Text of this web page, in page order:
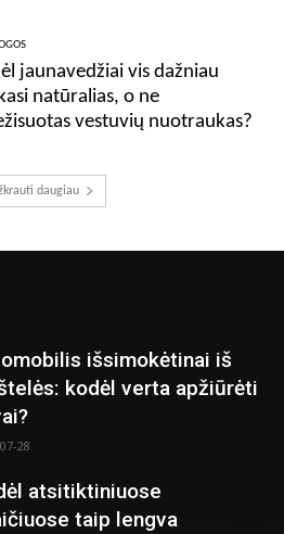
jaunavedžiai vis dažniau
natūralias, o ne
vestuvių nuotraukas?
daugiau
išsimokėtinai iš
kodėl verta apžiūrėti
28
atsitiktiniuose
taip lengva